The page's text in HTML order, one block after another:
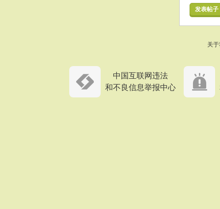
发表帖子
关
中国互联网违法
和不良信息举报中心